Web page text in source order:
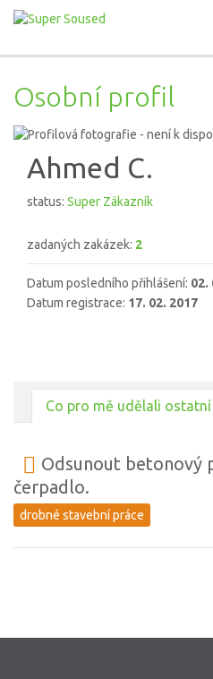
Osobní profil
Ahmed C.
status: Super Zákazník
zadaných zakázek: 2
Datum posledního přihlášení: 02.
Datum registrace: 17. 02. 2017
Co pro mě udělali ostatní
Odsunout betonový
čerpadlo.
drobné stavební práce